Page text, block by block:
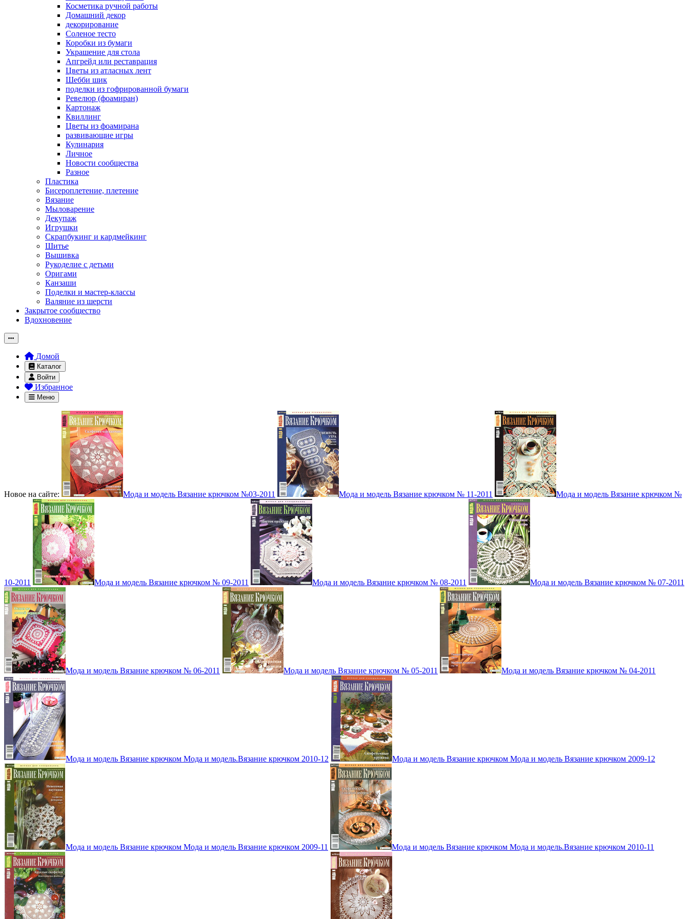
Косметика ручной работы
Домашний декор
декорирование
Соленое тесто
Коробки из бумаги
Украшение для стола
Апгрейд или реставрация
Цветы из атласных лент
Шебби шик
поделки из гофрированной бумаги
Ревелюр (фоамиран)
Картонаж
Квиллинг
Цветы из фоамирана
развивающие игры
Кулинария
Личное
Новости сообщества
Разное
Пластика
Бисероплетение, плетение
Вязание
Мыловарение
Декупаж
Игрушки
Скрапбукинг и кардмейкинг
Шитье
Вышивка
Рукоделие с детьми
Оригами
Канзаши
Поделки и мастер-классы
Валяние из шерсти
Закрытое сообщество
Вдохновение
Домой
Каталог
Войти
Избранное
Меню
Новое на сайте: Мода и модель Вязание крючком №03-2011 Мода и модель Вязание крючком № 11-2011 Мода и модель Вязание крючком №
10-2011 Мода и модель Вязание крючком № 09-2011 Мода и модель Вязание крючком № 08-2011 Мода и модель Вязание крючком № 07-2011
Мода и модель Вязание крючком № 06-2011 Мода и модель Вязание крючком № 05-2011 Мода и модель Вязание крючком № 04-2011
Мода и модель Вязание крючком Мода и модель.Вязание крючком 2010-12 Мода и модель Вязание крючком Мода и модель Вязание крючком 2009-12
Мода и модель Вязание крючком Мода и модель Вязание крючком 2009-11 Мода и модель Вязание крючком Мода и модель.Вязание крючком 2010-11